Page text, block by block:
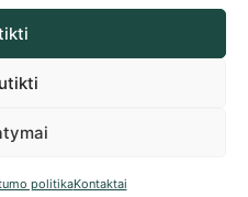
politikaKontaktai
būtų jauku ir